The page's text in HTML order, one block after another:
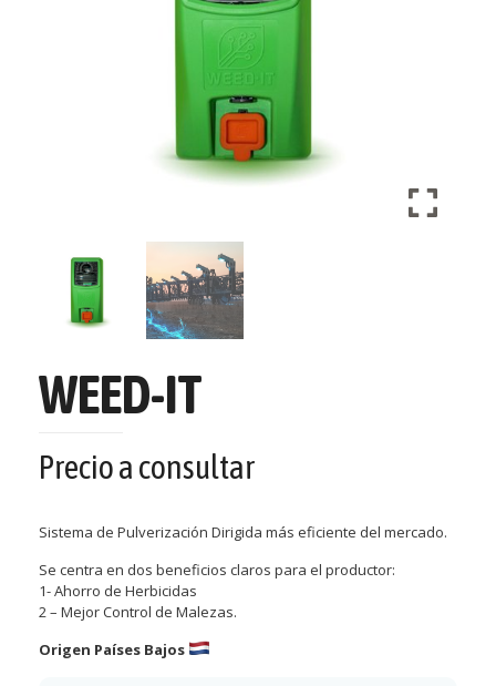
WEED-IT
Precio a consultar
Sistema de Pulverización Dirigida más eficiente del mercado.
Se centra en dos beneficios claros para el productor:
1- Ahorro de Herbicidas
2 – Mejor Control de Malezas.
Origen Países Bajos